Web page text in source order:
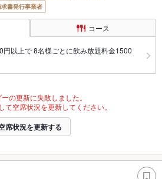
書発行事業者
コース
円以上で 8名様ごとに飲み放題料金1500
の更新に失敗しました。
て空席状況を更新してください。
席状況を更新する